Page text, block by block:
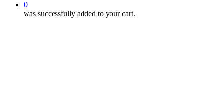
0
was successfully added to your cart.